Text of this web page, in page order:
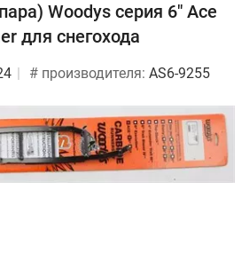
Woodys серия 6" Ace
для снегохода
# производителя: AS6-9255